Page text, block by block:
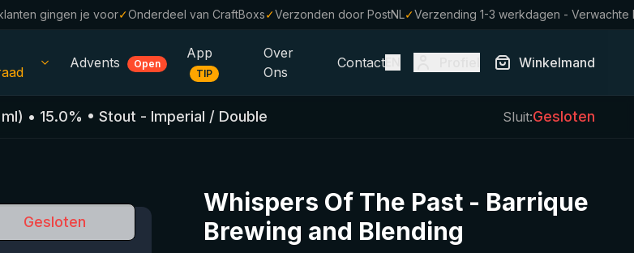
gingen je voor✓Onderdeel van CraftBoxs✓Verzonden door PostNL✓Verzending 1-3 werkdagen -
Advents Open
App
TIP
Over
Ons
Contact Winkelmand
ml) • 15.0% • Stout - Imperial / Double Sluit:Gesloten
Gesloten
Whispers Of The Past - Barrique
Brewing and Blending